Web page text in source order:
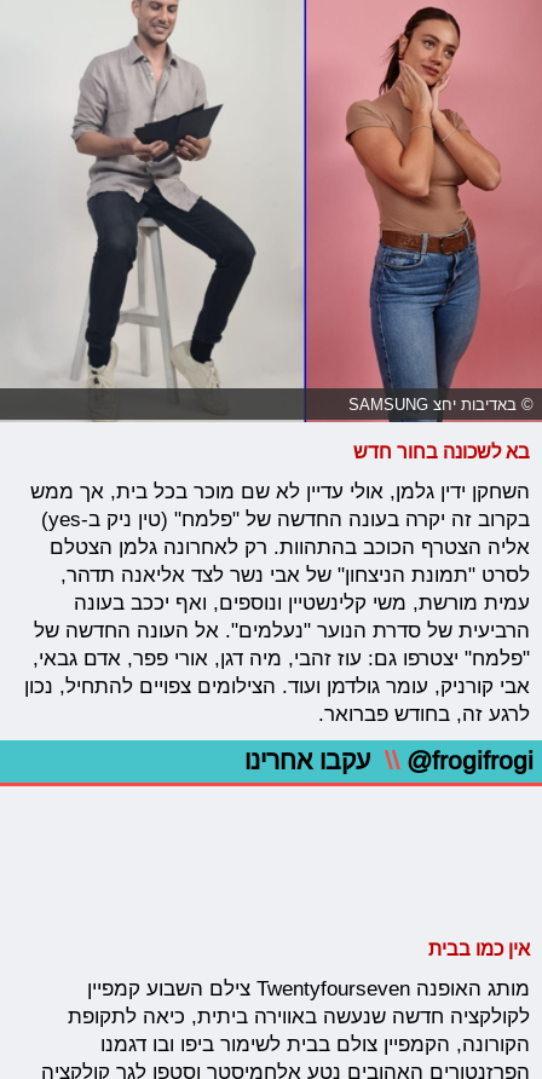
© באדיבות יחצ SAMSUNG
בא לשכונה בחור חדש
השחקן ידין גלמן, אולי עדיין לא שם מוכר בכל בית, אך ממש
בקרוב זה יקרה בעונה החדשה של "פלמח" (טין ניק ב-yes)
אליה הצטרף הכוכב בהתהוות. רק לאחרונה גלמן הצטלם
לסרט "תמונת הניצחון" של אבי נשר לצד אליאנה תדהר,
עמית מורשת, משי קלינשטיין ונוספים, ואף יככב בעונה
הרביעית של סדרת הנוער "נעלמים". אל העונה החדשה של
"פלמח" יצטרפו גם: עוז זהבי, מיה דגן, אורי פפר, אדם גבאי,
אבי קורניק, עומר גולדמן ועוד. הצילומים צפויים להתחיל, נכון
לרגע זה, בחודש פברואר.
@frogifrogi
\\ עקבו אחרינו
אין כמו בבית
מותג האופנה Twentyfourseven צילם השבוע קמפיין
לקולקציה חדשה שנעשה באווירה ביתית, כיאה לתקופת
הקורונה, הקמפיין צולם בבית לשימור ביפו ובו דגמנו
הפרזנטורים האהובים נטע אלחמיסטר וסטפן לגר קולקציה